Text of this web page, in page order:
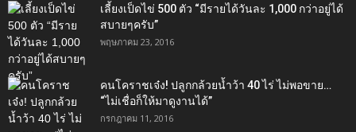
เลี้ยงเป็ดไข่ 500 ตัว “มีรายได้วันละ 1,000 กว่าอยู่ได้
สบายๆครับ”
พฤษภาคม 23, 2016
คนโคราชเจ๋ง! ปลูกกล้วยน้ำว้า 40 ไร่ ไม่พอขาย…
“ไม่เชื่อก็ให้มาดูงานได้”‬
กรกฎาคม 11, 2016